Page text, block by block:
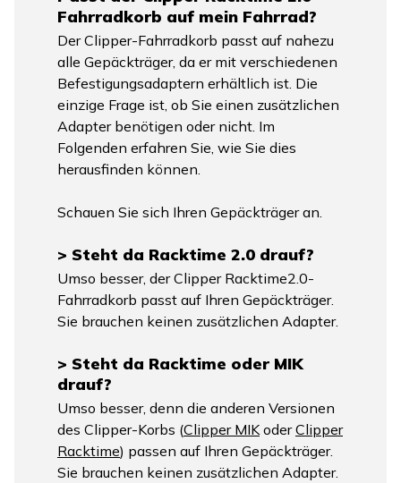
Fahrradkorb auf mein Fahrrad?
Der Clipper-Fahrradkorb passt auf nahezu
alle Gepäckträger, da er mit verschiedenen
Befestigungsadaptern erhältlich ist. Die
einzige Frage ist, ob Sie einen zusätzlichen
Adapter benötigen oder nicht. Im
Folgenden erfahren Sie, wie Sie dies
herausfinden können.
Schauen Sie sich Ihren Gepäckträger an.
> Steht da Racktime 2.0 drauf?
Umso besser, der Clipper Racktime2.0-
Fahrradkorb passt auf Ihren Gepäckträger.
Sie brauchen keinen zusätzlichen Adapter.
> Steht da Racktime oder MIK
drauf?
Umso besser, denn die anderen Versionen
des Clipper-Korbs (Clipper MIKoderClipper
Racktime) passen auf Ihren Gepäckträger.
Sie brauchen keinen zusätzlichen Adapter.